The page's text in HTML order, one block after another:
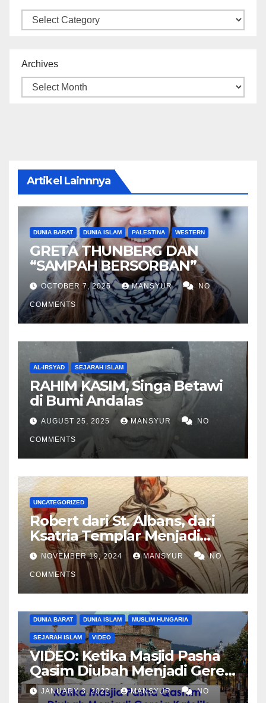
Categories
Archives
Artikel Lainnnya
DUNIA BARAT DUNIA ISLAM PALESTINA WESTERN
GRETA THUNBERG DAN
“SAMPAH BERSORBAN”
OCTOBER 7, 2025 MANSYUR NO
COMMENTS
AL-IRSYAD SEJARAH ISLAM
RAHIM KASIM, Singa Betawi
di Bumi Andalas
AUGUST 25, 2025 MANSYUR NO
COMMENTS
UNCATEGORIZED
Robert dari St. Albans, dari
Ksatria Templar Menjadi
Komandan Pasukan
Shalahuddin Merebut
Kembali Yerusalem
NOVEMBER 19, 2024 MANSYUR NO
COMMENTS
DUNIA BARAT DUNIA ISLAM MUSLIM HUNGARIA
SEJARAH ISLAM VIDEO
VIDEO: Ketika Masjid Pasha
Qasim Diubah Menjadi Gereja
Katolik di Pecs, Hungaria
JANUARY 3, 2022 MANSYUR NO